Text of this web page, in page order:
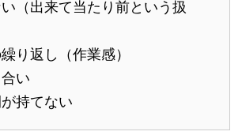
い（出来て当たり前という扱
り返し（作業感）
い
持てない